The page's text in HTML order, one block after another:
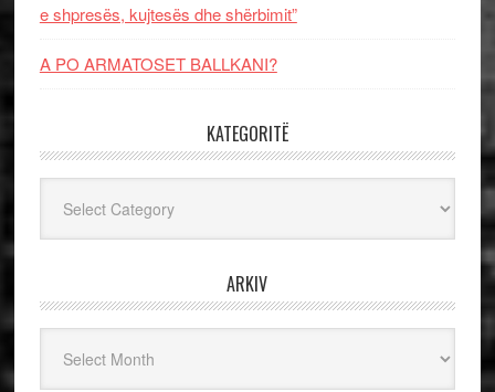
e shpresës, kujtesës dhe shërbimit”
A PO ARMATOSET BALLKANI?
KATEGORITË
ARKIV